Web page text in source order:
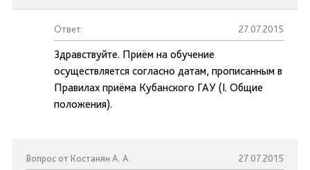
Ответ: 27.07.2015
Здравствуйте. Приём на обучение
осуществляется согласно датам, прописанным в
Правилах приёма Кубанского ГАУ (I. Общие
положения).
Вопрос от Костанян А. А. 27.07.2015